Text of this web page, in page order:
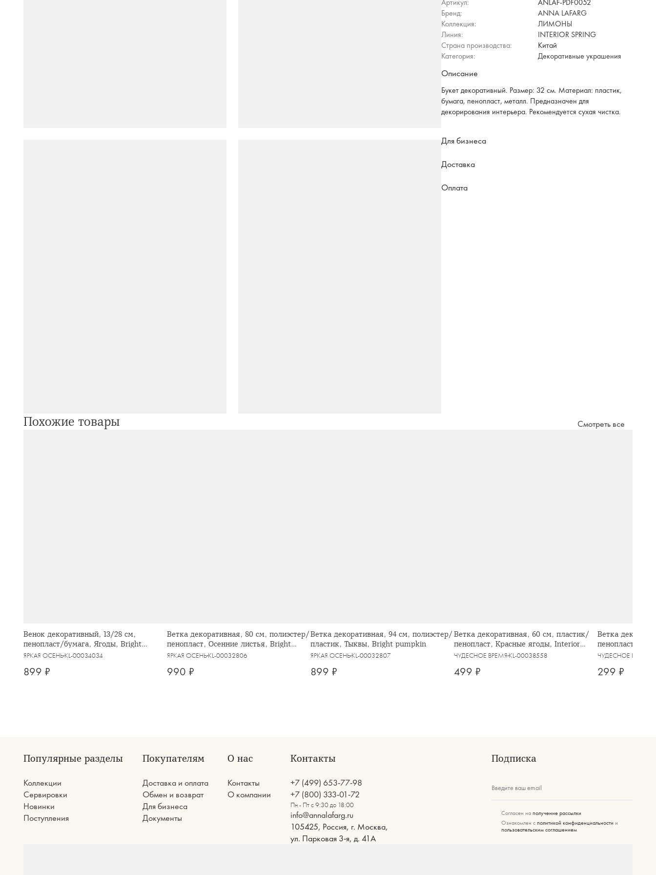
Артикул:
ANLAF-PDF0052
Бренд:
ANNA LAFARG
Коллекция:
ЛИМОНЫ
Линия:
INTERIOR SPRING
Страна производства:
Китай
Категория:
Декоративные украшения
Описание
Букет декоративный. Размер: 32 см. Материал: пластик,
бумага, пенопласт, металл. Предназначен для
декорирования интерьера. Рекомендуется сухая чистка.
Для бизнеса
Доставка
Оплата
Похожие товары Смотреть все
Венок декоративный, 13/28 см,
пенопласт/бумага, Ягоды, Bright
pumpkin
ЯРКАЯ ОСЕНЬKL-00034034
899 ₽
Ветка декоративная, 80 см, полиэстер/
пенопласт, Осенние листья, Bright
pumpkin
ЯРКАЯ ОСЕНЬKL-00032806
990 ₽
Ветка декоративная, 94 см, полиэстер/
пластик, Тыквы, Bright pumpkin
ЯРКАЯ ОСЕНЬKL-00032807
899 ₽
Ветка декоративная, 60 см, пластик/
пенопласт, Красные ягоды, Interior
bright
ЧУДЕСНОЕ ВРЕМЯ KL-00038558
499 ₽
Ветка
пенопласт,
ягоды, Interior
ЧУДЕСНОЕ ВРЕМЯ
299 ₽
Популярные разделы
Коллекции
Сервировки
Новинки
Поступления
Покупателям
Доставка и оплата
Обмен и возврат
Для бизнеса
Документы
О нас
Контакты
О компании
Контакты
+7 (499) 653-77-98
+7 (800) 333-01-72
Пн - Пт с 9:30 до 18:00
info@annalafarg.ru
105425, Россия, г. Москва,
ул. Парковая 3-я, д. 41А
Подписка
Введите ваш email
Согласен на получение рассылки
Ознакомлен с политикой конфиденциальности и
пользовательским соглашением